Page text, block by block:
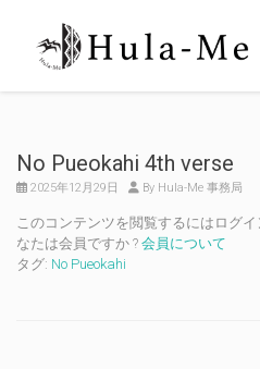
No Pueokahi 4th verse
2025年12月29日 By Hula-Me 事務局
このコンテンツを閲覧するにはログ
なたは会員ですか ? 会員について
タグ: No Pueokahi